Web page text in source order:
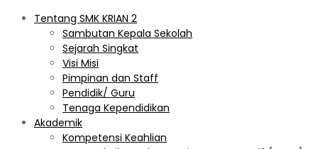
Tentang SMK KRIAN 2
Sambutan Kepala Sekolah
Sejarah Singkat
Visi Misi
Pimpinan dan Staff
Pendidik/ Guru
Tenaga Kependidikan
Akademik
Kompetensi Keahlian